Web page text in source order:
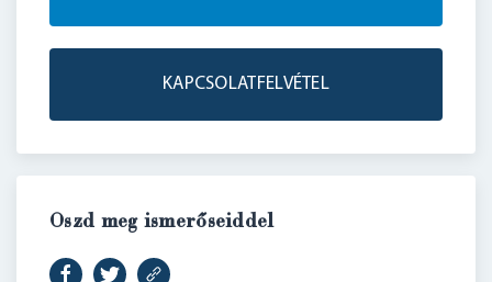
KAPCSOLATFELVÉTEL
Oszd meg ismerőseiddel